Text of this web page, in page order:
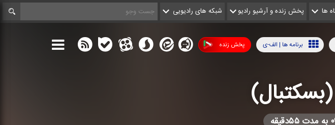
ها پخش زنده و آرشیو رادیو شبکه های رادیویی
پخش زنده برنامه ها | الف-ی